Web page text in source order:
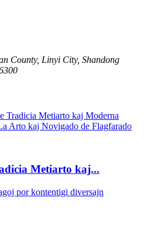
County, Linyi City, Shandong
Metiarto kaj...